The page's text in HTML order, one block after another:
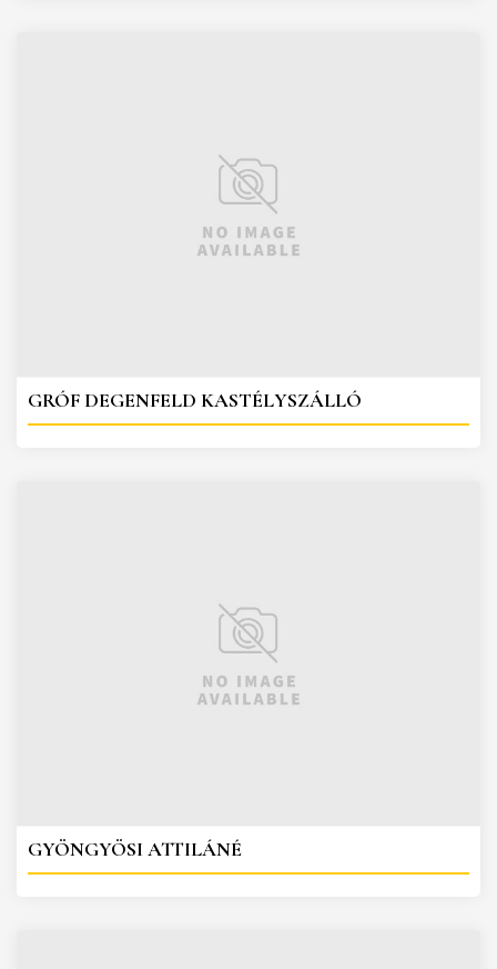
GRÓF DEGENFELD KASTÉLYSZÁLLÓ
GYÖNGYÖSI ATTILÁNÉ